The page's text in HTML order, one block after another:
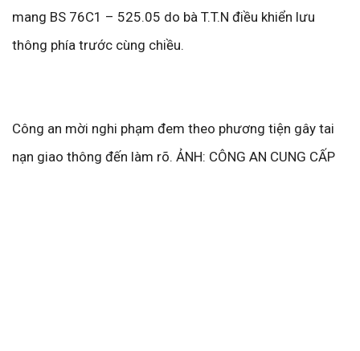
mang BS 76C1 – 525.05 do bà T.T.N điều khiển lưu
thông phía trước cùng chiều.
Công an mời nghi phạm đem theo phương tiện gây tai
nạn giao thông đến làm rõ. ẢNH: CÔNG AN CUNG CẤP